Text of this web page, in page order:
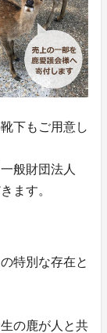
下もご用意し
一般財団法人
ます。
特別な存在と
の鹿が人と共